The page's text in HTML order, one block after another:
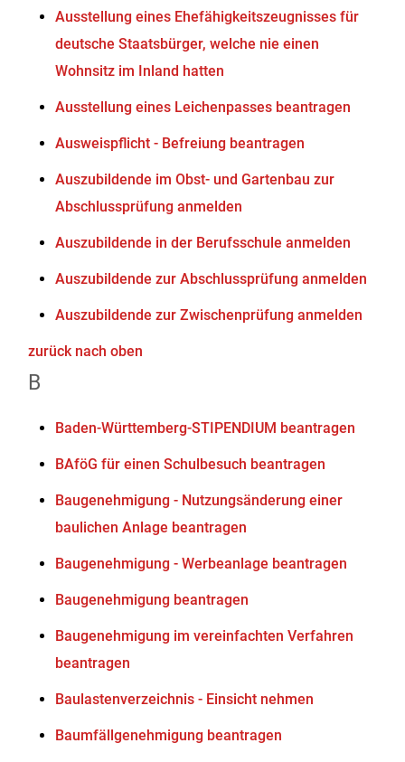
Ausstellung eines Ehefähigkeitszeugnisses für
deutsche Staatsbürger, welche nie einen
Wohnsitz im Inland hatten
Ausstellung eines Leichenpasses beantragen
Ausweispflicht - Befreiung beantragen
Auszubildende im Obst- und Gartenbau zur
Abschlussprüfung anmelden
Auszubildende in der Berufsschule anmelden
Auszubildende zur Abschlussprüfung anmelden
Auszubildende zur Zwischenprüfung anmelden
zurück nach oben
B
Baden-Württemberg-STIPENDIUM beantragen
BAföG für einen Schulbesuch beantragen
Baugenehmigung - Nutzungsänderung einer
baulichen Anlage beantragen
Baugenehmigung - Werbeanlage beantragen
Baugenehmigung beantragen
Baugenehmigung im vereinfachten Verfahren
beantragen
Baulastenverzeichnis - Einsicht nehmen
Baumfällgenehmigung beantragen